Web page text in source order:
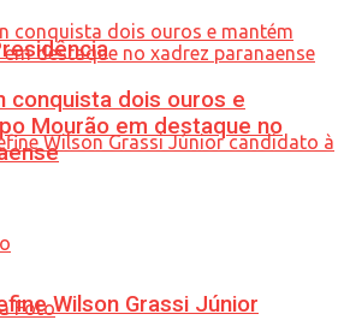
Wilson Grassi Júnior
conquista dois ouros e
Mourão em destaque no
Foto